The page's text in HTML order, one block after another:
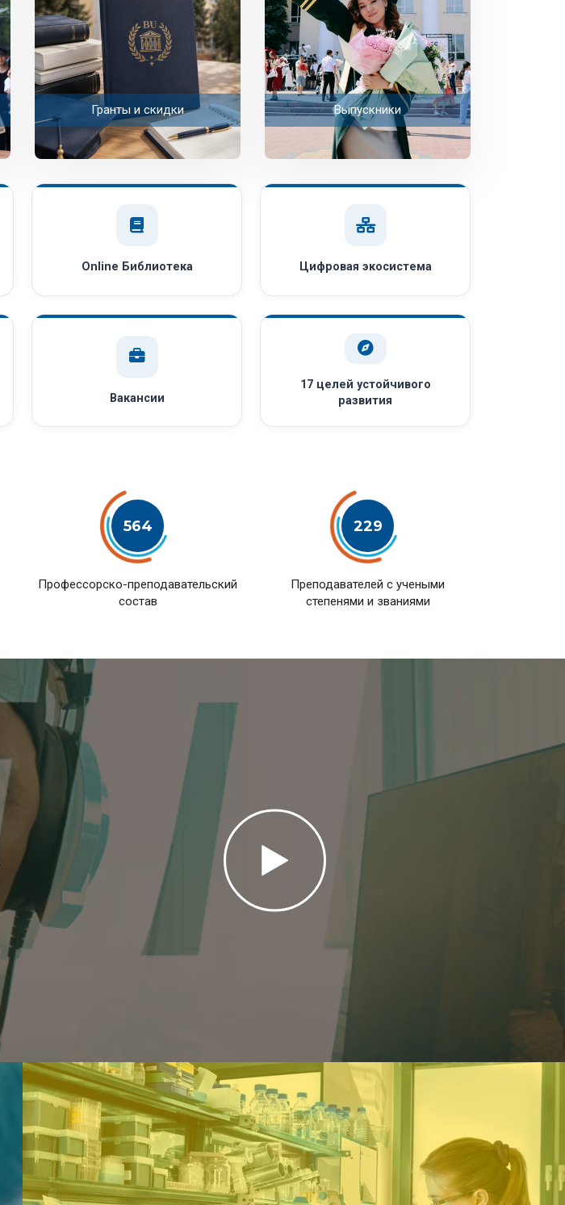
Гранты и скидки Выпускники
Online Библиотека Цифровая экосистема
Вакансии
17 целей устойчивого
развития
564
Профессорско-преподавательский
состав
229
Преподавателей с учеными
степенями и званиями